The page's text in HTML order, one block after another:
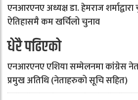
एनआरएनए अध्यक्ष डा. हेमराज
ऐतिहासमै कम खर्चिलो चुनाव
धेरै पढिएको
एनआरएनए एशिया सम्मेलनमा कांग्रेस
प्रमुख अतिथि (नेताहरुको सूचि सहित)